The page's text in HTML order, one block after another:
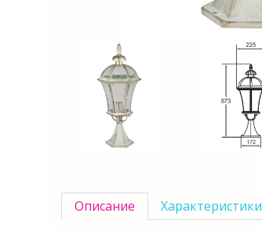
Описание Характеристики